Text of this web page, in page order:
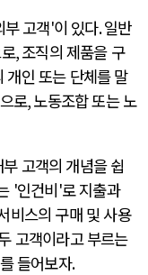
부 고객'이 있다.일반
,조직의 제품을 구
개인 또는 단체를 말
로,노동조합 또는 노
고객의 개념을 쉽
'인건비'로 지출과
비스의 구매 및 사용
고객이라고 부르는
들어보자.